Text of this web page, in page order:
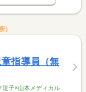
）
指導員（無
子×山本メディカル